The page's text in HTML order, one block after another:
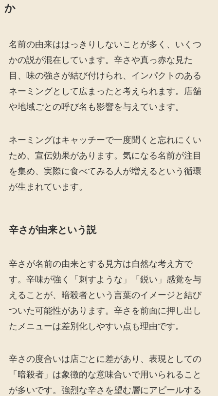
か
名前の由来ははっきりしないことが多く、いくつ
かの説が混在しています。辛さや真っ赤な見た
目、味の強さが結び付けられ、インパクトのある
ネーミングとして広まったと考えられます。店舗
や地域ごとの呼び名も影響を与えています。
ネーミングはキャッチーで一度聞くと忘れにくい
ため、宣伝効果があります。気になる名前が注目
を集め、実際に食べてみる人が増えるという循環
が生まれています。
辛さが由来という説
辛さが名前の由来とする見方は自然な考え方で
す。辛味が強く「刺すような」「鋭い」感覚を与
えることが、暗殺者という言葉のイメージと結び
ついた可能性があります。辛さを前面に押し出し
たメニューは差別化しやすい点も理由です。
辛さの度合いは店ごとに差があり、表現としての
「暗殺者」は象徴的な意味合いで用いられること
が多いです。強烈な辛さを望む層にアピールする